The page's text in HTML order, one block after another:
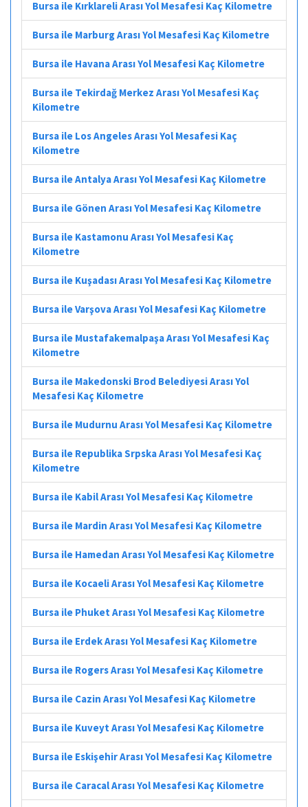
Bursa ile Kırklareli Arası Yol Mesafesi Kaç Kilometre
Bursa ile Marburg Arası Yol Mesafesi Kaç Kilometre
Bursa ile Havana Arası Yol Mesafesi Kaç Kilometre
Bursa ile Tekirdağ Merkez Arası Yol Mesafesi Kaç
Kilometre
Bursa ile Los Angeles Arası Yol Mesafesi Kaç
Kilometre
Bursa ile Antalya Arası Yol Mesafesi Kaç Kilometre
Bursa ile Gönen Arası Yol Mesafesi Kaç Kilometre
Bursa ile Kastamonu Arası Yol Mesafesi Kaç
Kilometre
Bursa ile Kuşadası Arası Yol Mesafesi Kaç Kilometre
Bursa ile Varşova Arası Yol Mesafesi Kaç Kilometre
Bursa ile Mustafakemalpaşa Arası Yol Mesafesi Kaç
Kilometre
Bursa ile Makedonski Brod Belediyesi Arası Yol
Mesafesi Kaç Kilometre
Bursa ile Mudurnu Arası Yol Mesafesi Kaç Kilometre
Bursa ile Republika Srpska Arası Yol Mesafesi Kaç
Kilometre
Bursa ile Kabil Arası Yol Mesafesi Kaç Kilometre
Bursa ile Mardin Arası Yol Mesafesi Kaç Kilometre
Bursa ile Hamedan Arası Yol Mesafesi Kaç Kilometre
Bursa ile Kocaeli Arası Yol Mesafesi Kaç Kilometre
Bursa ile Phuket Arası Yol Mesafesi Kaç Kilometre
Bursa ile Erdek Arası Yol Mesafesi Kaç Kilometre
Bursa ile Rogers Arası Yol Mesafesi Kaç Kilometre
Bursa ile Cazin Arası Yol Mesafesi Kaç Kilometre
Bursa ile Kuveyt Arası Yol Mesafesi Kaç Kilometre
Bursa ile Eskişehir Arası Yol Mesafesi Kaç Kilometre
Bursa ile Caracal Arası Yol Mesafesi Kaç Kilometre